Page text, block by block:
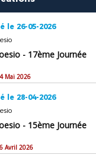
le 26-05-2026
- 17ème Journée
Mai 2026
le 28-04-2026
- 15ème Journée
Avril 2026